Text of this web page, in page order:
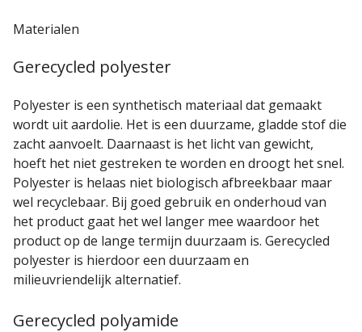
Materialen
Gerecycled polyester
Polyester is een synthetisch materiaal dat gemaakt
wordt uit aardolie. Het is een duurzame, gladde stof die
zacht aanvoelt. Daarnaast is het licht van gewicht,
hoeft het niet gestreken te worden en droogt het snel.
Polyester is helaas niet biologisch afbreekbaar maar
wel recyclebaar. Bij goed gebruik en onderhoud van
het product gaat het wel langer mee waardoor het
product op de lange termijn duurzaam is. Gerecycled
polyester is hierdoor een duurzaam en
milieuvriendelijk alternatief.
Gerecycled polyamide